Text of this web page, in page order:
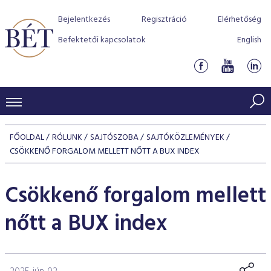
Bejelentkezés Regisztráció
Elérhetőség
Befektetői kapcsolatok
English
KERESKEDÉSI ADATOK
INDEXEK
Kötvényindexek
Jelzáloglevél indexek
Vállalati kötvény indexek
Kedvenc instrumentumok
Azonnali Piac
Részvények
Származékos piac
BEFEKTETŐK
Indexek
Részvény szekció
Hitelpapír szekció
Szabályozás
BÉT szabályzatok
Befektetővédelem
Alkalmazott díjstruktúra
Elszámolás
KIBOCSÁTÓK
Részvény és vállalati kötvény tőzsdei bevezetését
program
BÉT Xtend - Részvénypiac egyszerűen
TŐZSDETAGOK
VENDOROK
FŐOLDAL RÓLUNK SAJTÓSZOBA SAJTÓKÖZLEMÉNYEK
CSÖKKENŐ FORGALOM MELLETT NŐTT A BUX INDEX
Csökkenő forgalom mellett
nőtt a BUX index